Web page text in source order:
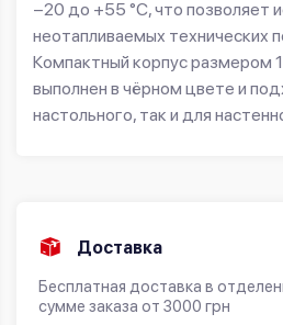
−20 до +55 °C, что позволяет
неотапливаемых технических
Компактный корпус размером
выполнен в чёрном цвете и
настольного, так и для
Доставка
Бесплатная доставка в
сумме заказа от 3000 грн